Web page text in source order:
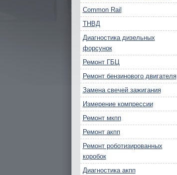
Common Rail
ТНВД
Диагностика дизельных
форсунок
Ремонт ГБЦ
Ремонт бензинового двигателя
Замена свечей зажигания
Измерение компрессии
Ремонт мкпп
Ремонт акпп
Ремонт роботизированных
коробок
Диагностика акпп